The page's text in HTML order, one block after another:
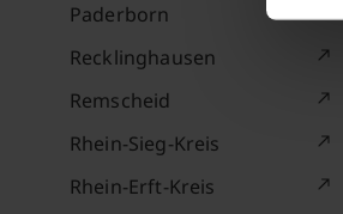
Paderborn
Recklinghausen
Remscheid
Rhein-Sieg-Kreis
Rhein-Erft-Kreis